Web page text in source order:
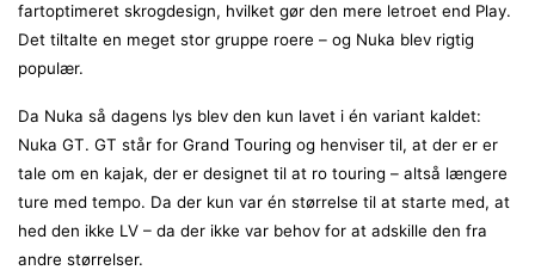
fartoptimeret skrogdesign, hvilket gør den mere letroet end Play.
Det tiltalte en meget stor gruppe roere – og Nuka blev rigtig
populær.
Da Nuka så dagens lys blev den kun lavet i én variant kaldet:
Nuka GT. GT står for Grand Touring og henviser til, at der er er
tale om en kajak, der er designet til at ro touring – altså længere
ture med tempo. Da der kun var én størrelse til at starte med, at
hed den ikke LV – da der ikke var behov for at adskille den fra
andre størrelser.